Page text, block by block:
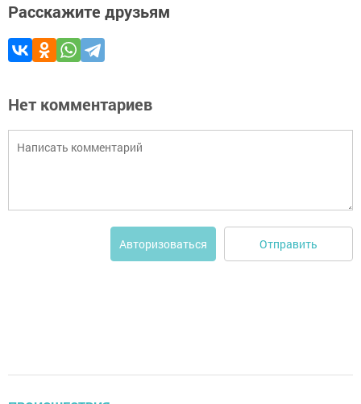
Расскажите друзьям
Нет комментариев
Авторизоваться Отправить